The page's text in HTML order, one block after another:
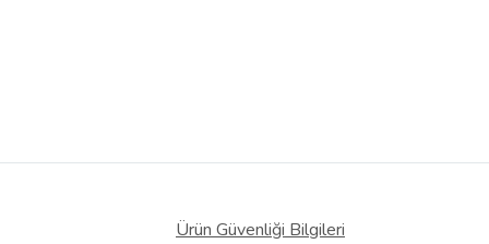
Ürün Güvenliği Bilgileri